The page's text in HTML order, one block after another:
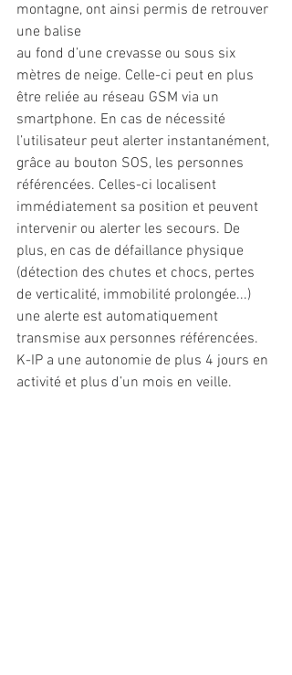
montagne, ont ainsi permis de retrouver
une balise
au fond d’une crevasse ou sous six
mètres de neige. Celle-ci peut en plus
être reliée au réseau GSM via un
smartphone. En cas de nécessité
l’utilisateur peut alerter instantanément,
grâce au bouton SOS, les personnes
référencées. Celles-ci localisent
immédiatement sa position et peuvent
intervenir ou alerter les secours. De
plus, en cas de défaillance physique
(détection des chutes et chocs, pertes
de verticalité, immobilité prolongée...)
une alerte est automatiquement
transmise aux personnes référencées.
K-IP a une autonomie de plus 4 jours en
activité et plus d’un mois en veille.